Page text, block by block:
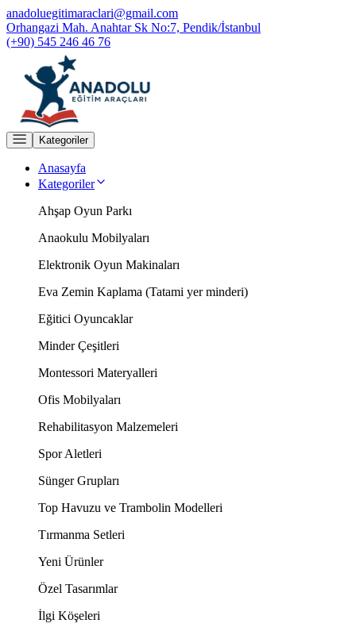
anadoluegitimaraclari@gmail.com
Orhangazi Mah. Anahtar Sk No:7, Pendik/İstanbul
(+90) 545 246 46 76
Kategoriler
Anasayfa
Kategoriler
Ahşap Oyun Parkı
Anaokulu Mobilyaları
Elektronik Oyun Makinaları
Eva Zemin Kaplama (Tatami yer minderi)
Eğitici Oyuncaklar
Minder Çeşitleri
Montessori Materyalleri
Ofis Mobilyaları
Rehabilitasyon Malzemeleri
Spor Aletleri
Sünger Grupları
Top Havuzu ve Trambolin Modelleri
Tırmanma Setleri
Yeni Ürünler
Özel Tasarımlar
İlgi Köşeleri